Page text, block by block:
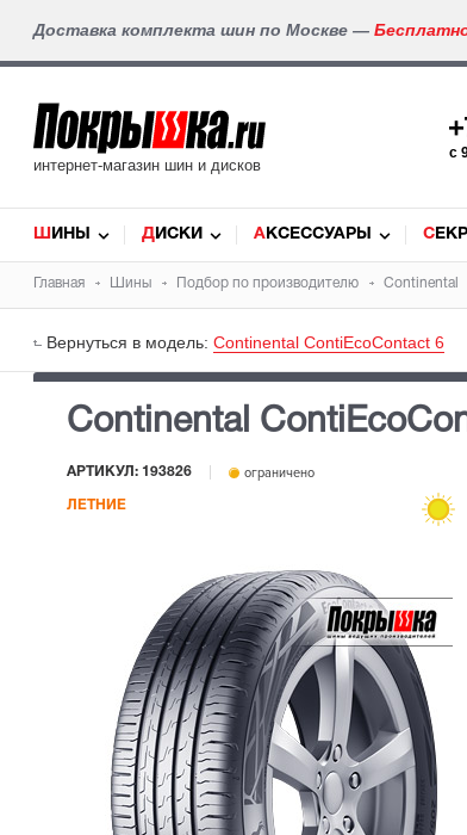
Доставка комплекта шин по Москве —
интернет-магазин шин и дисков
c
ШИНЫ ДИСКИ АКСЕССУАРЫ
Главная Шины Подбор по производителю Continental
Вернуться в модель: Continental ContiEcoContact 6
Continental
АРТИКУЛ: 193826 ограничено
ЛЕТНИЕ